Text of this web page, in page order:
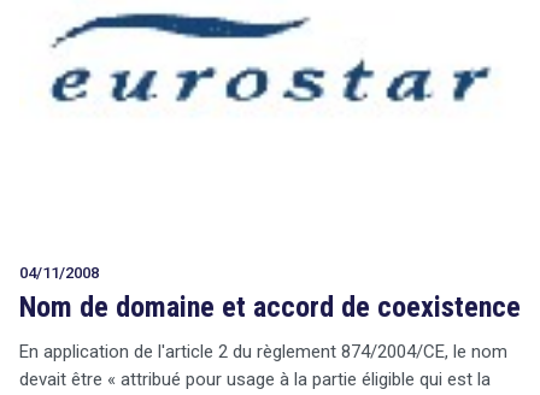
04/11/2008
Nom de domaine et accord de coexistence
En application de l'article 2 du règlement 874/2004/CE, le nom
devait être « attribué pour usage à la partie éligible qui est la